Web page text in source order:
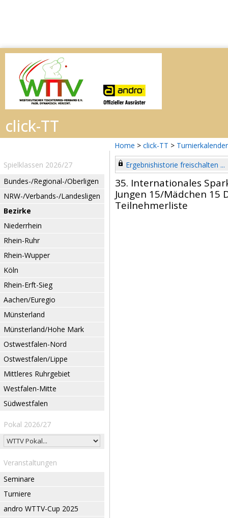
Home > click-TT > Turnierkalender
Spielklassen 2026/27
Bundes-/Regional-/Oberligen
NRW-/Verbands-/Landesligen
Bezirke
Niederrhein
Rhein-Ruhr
Rhein-Wupper
Köln
Rhein-Erft-Sieg
Aachen/Euregio
Münsterland
Münsterland/Hohe Mark
Ostwestfalen-Nord
Ostwestfalen/Lippe
Mittleres Ruhrgebiet
Westfalen-Mitte
Südwestfalen
Pokal 2026/27
Veranstaltungen
Seminare
Turniere
andro WTTV-Cup 2025
Ergebnishistorie freischalten ...
35. Internationales
Jungen 15/Mädchen 15
Teilnehmerliste